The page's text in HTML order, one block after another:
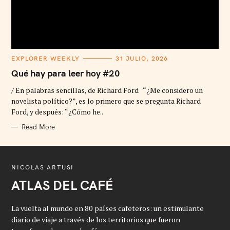
C
T
E
O
I
E
EXPLORER WEEKLY 31 JULIO, 2026
Qué hay para leer hoy #20
/ En palabras sencillas, de Richard Ford “¿Me considero un
novelista político?”, es lo primero que se pregunta Richard
Ford, y después: “¿Cómo he..
Read More
NICOLAS ARTUSI
ATLAS DEL CAFÉ
La vuelta al mundo en 80 países cafeteros: un estimulante
diario de viaje a través de los territorios que fueron